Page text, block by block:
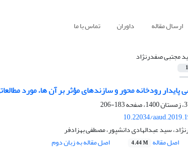
ارسال مقاله داوران تماس با ما
مجتبی صفدرنژاد
1
رودخانه محور و سازندهای مؤثر بر آن ها، مورد
183-206
10.22034/
سید عبدالهادی دانشپور، مصطفی بهزادفر
اصل مقاله 4.44 M اصل مقاله به زبان دوم